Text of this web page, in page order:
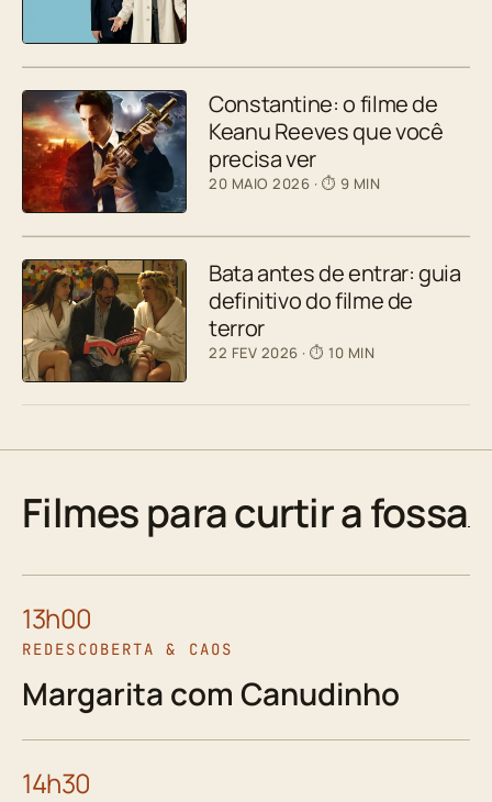
Constantine: o filme de
Keanu Reeves que você
precisa ver
20 MAIO 2026 · ⏱ 9 MIN
Bata antes de entrar: guia
definitivo do filme de
terror
22 FEV 2026 · ⏱ 10 MIN
Filmes para curtir a fossa
13h00
REDESCOBERTA & CAOS
Margarita com Canudinho
14h30